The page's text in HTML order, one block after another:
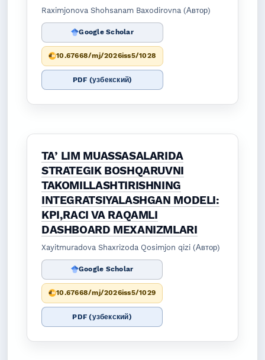
Raximjonova Shohsanam Baxodirovna (Автор)
Google Scholar
10.67668/mj/2026iss5/1028
PDF (узбекский)
TAʼLIM MUASSASALARIDA
STRATEGIK BOSHQARUVNI
TAKOMILLASHTIRISHNING
INTEGRATSIYALASHGAN MODELI:
KPI,RACI VA RAQAMLI
DASHBOARD MEXANIZMLARI
Xayitmuradova Shaxrizoda Qosimjon qizi (Автор)
Google Scholar
10.67668/mj/2026iss5/1029
PDF (узбекский)